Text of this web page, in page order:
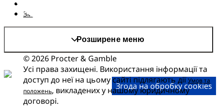
Змінити країнa/регіон
Розширене меню
© 2026 Procter & Gamble
Усі права захищені. Використання інформації та
доступ до неї на цьому сайті підлягають діїУмов та
положень, викладених у нашому юридичному
договорі.
Згода на обробку cookies